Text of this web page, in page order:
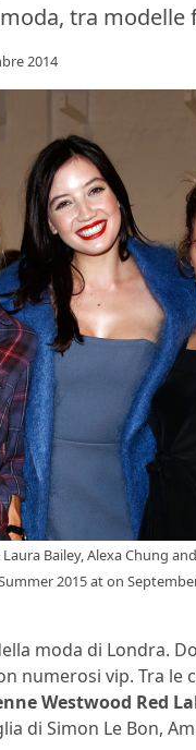
tra modelle
2014
Laura Bailey, Alexa
2015 at on
moda di Londra.
numerosi vip. Tra
Westwood Red
di Simon Le Bon,